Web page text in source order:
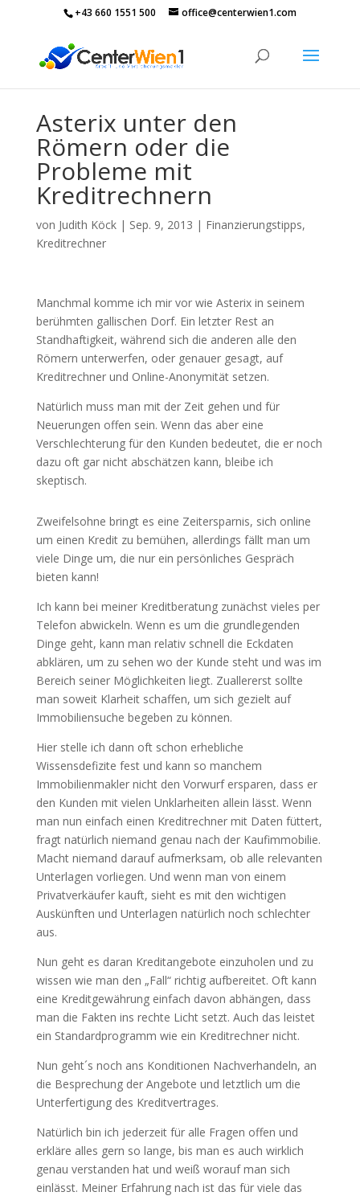
+43 660 1551 500 office@centerwien1.com
Asterix unter den
Römern oder die
Probleme mit
Kreditrechnern
von Judith Köck| Sep. 9, 2013 | Finanzierungstipps,
Kreditrechner
Manchmal komme ich mir vor wie Asterix in seinem
berühmten gallischen Dorf. Ein letzter Rest an
Standhaftigkeit, während sich die anderen alle den
Römern unterwerfen, oder genauer gesagt, auf
Kreditrechner und Online-Anonymität setzen.
Natürlich muss man mit der Zeit gehen und für
Neuerungen offen sein. Wenn das aber eine
Verschlechterung für den Kunden bedeutet, die er noch
dazu oft gar nicht abschätzen kann, bleibe ich
skeptisch.
Zweifelsohne bringt es eine Zeitersparnis, sich online
um einen Kredit zu bemühen, allerdings fällt man um
viele Dinge um, die nur ein persönliches Gespräch
bieten kann!
Ich kann bei meiner Kreditberatung zunächst vieles per
Telefon abwickeln. Wenn es um die grundlegenden
Dinge geht, kann man relativ schnell die Eckdaten
abklären, um zu sehen wo der Kunde steht und was im
Bereich seiner Möglichkeiten liegt. Zuallererst sollte
man soweit Klarheit schaffen, um sich gezielt auf
Immobiliensuche begeben zu können.
Hier stelle ich dann oft schon erhebliche
Wissensdefizite fest und kann so manchem
Immobilienmakler nicht den Vorwurf ersparen, dass er
den Kunden mit vielen Unklarheiten allein lässt. Wenn
man nun einfach einen Kreditrechner mit Daten füttert,
fragt natürlich niemand genau nach der Kaufimmobilie.
Macht niemand darauf aufmerksam, ob alle relevanten
Unterlagen vorliegen. Und wenn man von einem
Privatverkäufer kauft, sieht es mit den wichtigen
Auskünften und Unterlagen natürlich noch schlechter
aus.
Nun geht es daran Kreditangebote einzuholen und zu
wissen wie man den „Fall“ richtig aufbereitet. Oft kann
eine Kreditgewährung einfach davon abhängen, dass
man die Fakten ins rechte Licht setzt. Auch das leistet
ein Standardprogramm wie ein Kreditrechner nicht.
Nun geht´s noch ans Konditionen Nachverhandeln, an
die Besprechung der Angebote und letztlich um die
Unterfertigung des Kreditvertrages.
Natürlich bin ich jederzeit für alle Fragen offen und
erkläre alles gern so lange, bis man es auch wirklich
genau verstanden hat und weiß worauf man sich
einlässt. Meiner Erfahrung nach ist das für viele das